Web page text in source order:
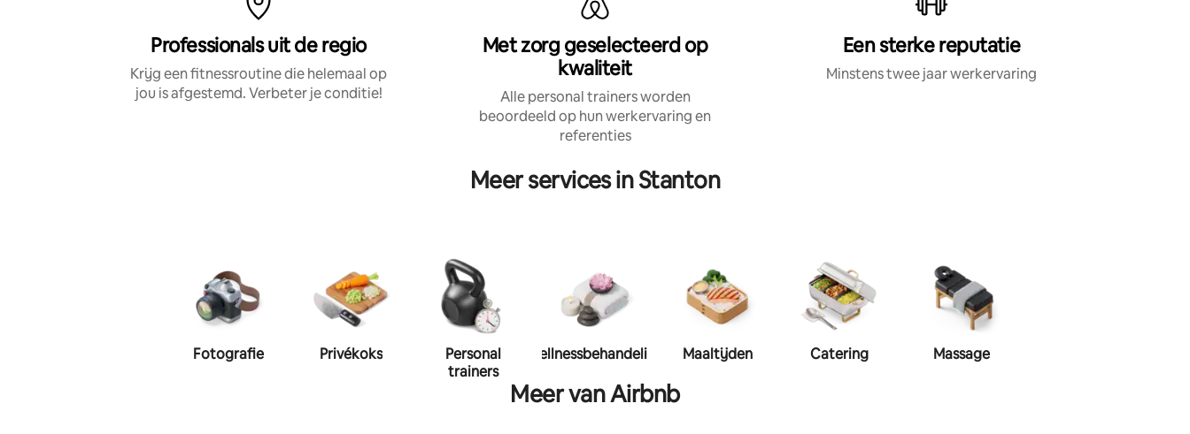
Professionals uit de regio
Krijg een fitnessroutine die helemaal op
jou is afgestemd. Verbeter je conditie!
Met zorg geselecteerd op
kwaliteit
Alle personal trainers worden
beoordeeld op hun werkervaring en
referenties
Een sterke reputatie
Minstens twee jaar werkervaring
Meer services in Stanton
Fotografie Privékoks
Personal
trainers
Wellnessbehandeling Maaltijden Catering Massage
Meer van Airbnb